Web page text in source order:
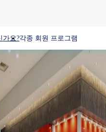
가요?각종 회원 프로그램